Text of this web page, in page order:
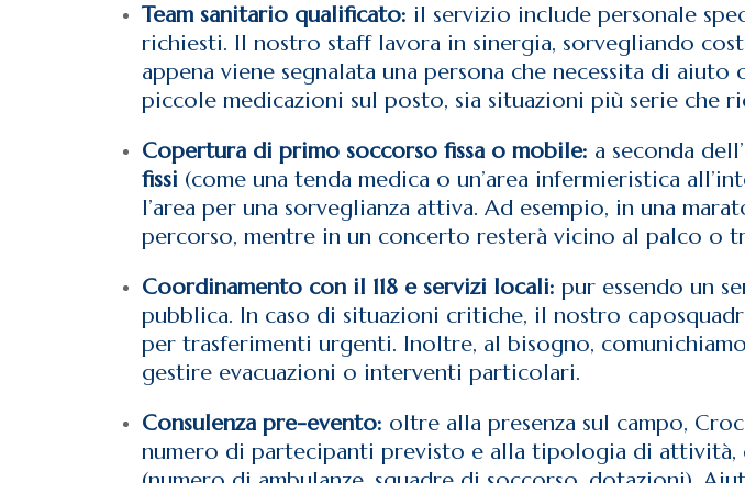
Team sanitario qualificato: il servizio include personale
richiesti. Il nostro staff lavora in sinergia, sorvegliando
appena viene segnalata una persona che necessita di
piccole medicazioni sul posto, sia situazioni più serie che
Copertura di primo soccorso fissa o mobile: a seconda
fissi (come una tenda medica o un’area infermieristica
l’area per una sorveglianza attiva. Ad esempio, in una
percorso, mentre in un concerto resterà vicino al palco o
Coordinamento con il 118 e servizi locali: pur essendo un
pubblica. In caso di situazioni critiche, il nostro
per trasferimenti urgenti. Inoltre, al bisogno,
gestire evacuazioni o interventi particolari.
Consulenza pre-evento: oltre alla presenza sul campo,
numero di partecipanti previsto e alla tipologia di attività,